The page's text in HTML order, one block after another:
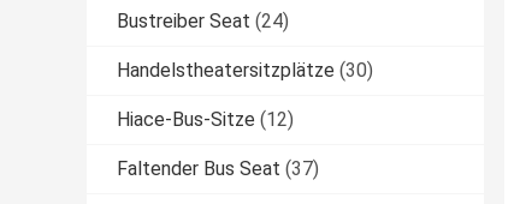
Bustreiber Seat (24)
Handelstheatersitzplätze (30)
Hiace-Bus-Sitze (12)
Faltender Bus Seat (37)